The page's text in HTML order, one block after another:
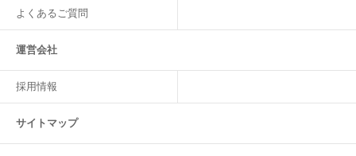
よくあるご質問
運営会社
採用情報
サイトマップ